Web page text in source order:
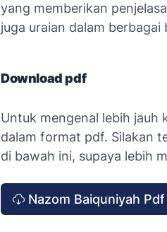
yang memberikan
juga uraian dalam berbagai
Download pdf
Untuk mengenal lebih jauh
dalam format pdf. Silakan
di bawah ini, supaya lebih
Nazom Baiquniyah Pdf